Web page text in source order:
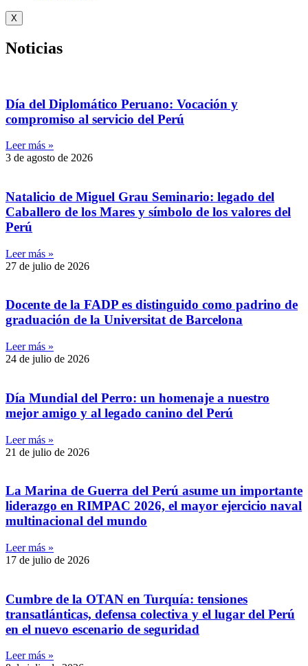
X
Noticias
Día del Diplomático Peruano: Vocación y
compromiso al servicio del Perú
Leer más »
3 de agosto de 2026
Natalicio de Miguel Grau Seminario: legado del
Caballero de los Mares y símbolo de los valores del
Perú
Leer más »
27 de julio de 2026
Docente de la FADP es distinguido como padrino de
graduación de la Universitat de Barcelona
Leer más »
24 de julio de 2026
Día Mundial del Perro: un homenaje a nuestro
mejor amigo y al legado canino del Perú
Leer más »
21 de julio de 2026
La Marina de Guerra del Perú asume un importante
liderazgo en RIMPAC 2026, el mayor ejercicio naval
multinacional del mundo
Leer más »
17 de julio de 2026
Cumbre de la OTAN en Turquía: tensiones
transatlánticas, defensa colectiva y el lugar del Perú
en el nuevo escenario de seguridad
Leer más »